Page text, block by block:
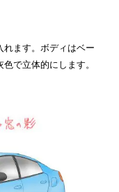
れます。ボディはベー
で立体的にします。